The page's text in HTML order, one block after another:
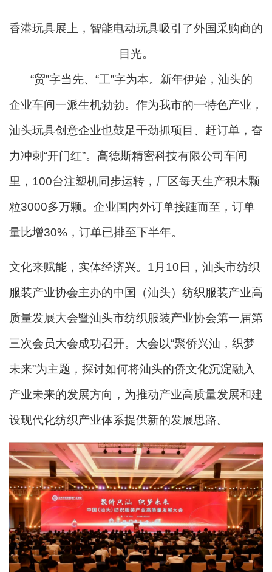
香港玩具展上，智能电动玩具吸引了外国采购商的
目光。
“贸”字当先、“工”字为本。新年伊始，汕头的
企业车间一派生机勃勃。作为我市的一特色产业，
汕头玩具创意企业也鼓足干劲抓项目、赶订单，奋
力冲刺“开门红”。高德斯精密科技有限公司车间
里，100台注塑机同步运转，厂区每天生产积木颗
粒3000多万颗。企业国内外订单接踵而至，订单
量比增30%，订单已排至下半年。
文化来赋能，实体经济兴。1月10日，汕头市纺织
服装产业协会主办的中国（汕头）纺织服装产业高
质量发展大会暨汕头市纺织服装产业协会第一届第
三次会员大会成功召开。大会以“聚侨兴汕，织梦
未来”为主题，探讨如何将汕头的侨文化沉淀融入
产业未来的发展方向，为推动产业高质量发展和建
设现代化纺织产业体系提供新的发展思路。